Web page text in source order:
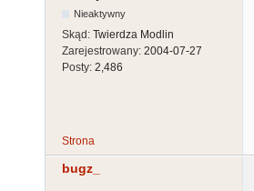
Nieaktywny
Skąd: Twierdza Modlin
Zarejestrowany: 2004-07-27
Posty: 2,486
Strona
bugz_